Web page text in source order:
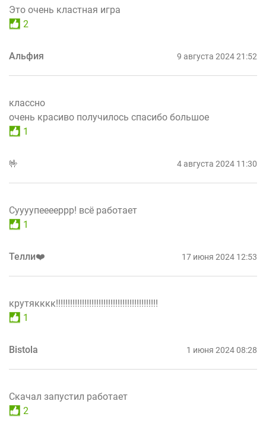
Это очень кластная игра
2
Альфия 9 августа 2024 21:52
классно
очень красиво получилось спасибо большое
1
🤟 4 августа 2024 11:30
Суууупееееррр! всё работает
1
Телли❤️ 17 июня 2024 12:53
крутякккк!!!!!!!!!!!!!!!!!!!!!!!!!!!!!!!!!!!!!!!!!!!
1
Bistola 1 июня 2024 08:28
Скачал запустил работает
2